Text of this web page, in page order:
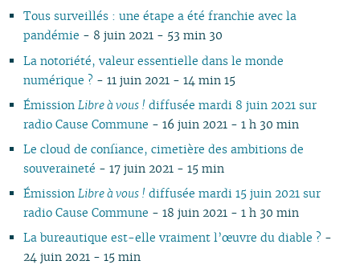
01
01
01
02
01
02
02
Tous surveillés : une étape a été franchie avec la
pandémie - 8 juin 2021 - 53 min 30
La notoriété, valeur essentielle dans le monde
numérique ? - 11 juin 2021 - 14 min 15
Émission Libre à vous ! diffusée mardi 8 juin 2021 sur
radio Cause Commune - 16 juin 2021 - 1 h 30 min
Le cloud de confiance, cimetière des ambitions de
souveraineté - 17 juin 2021 - 15 min
Émission Libre à vous ! diffusée mardi 15 juin 2021 sur
radio Cause Commune - 18 juin 2021 - 1 h 30 min
La bureautique est-elle vraiment l’œuvre du diable ? -
24 juin 2021 - 15 min